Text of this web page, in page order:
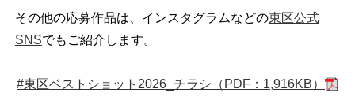
その他の応募作品は、インスタグラムなどの東区公式
SNSでもご紹介します。
#東区ベストショット2026_チラシ（PDF：1,916KB）